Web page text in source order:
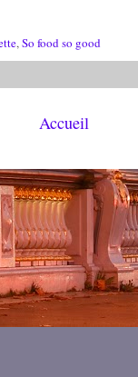
,So food so good
Accueil